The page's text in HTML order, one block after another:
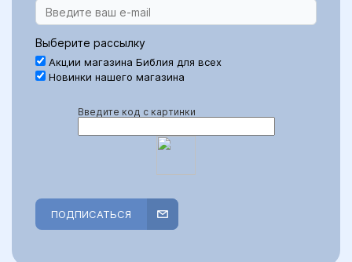
Выберите рассылку
Акции магазина Библия для всех
Новинки нашего магазина
Введите код с картинки
ПОДПИСАТЬСЯ